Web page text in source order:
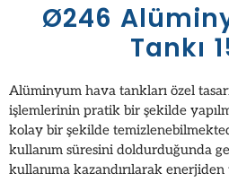
Ø246
Tankı
Alüminyum hava tankları özel
işlemlerinin pratik bir şekilde
kolay bir şekilde
kullanım süresini doldurduğunda
kullanıma kazandırılarak